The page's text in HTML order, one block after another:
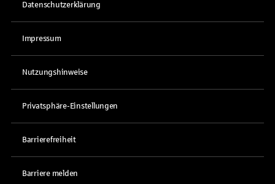
Datenschutzerklärung
Impressum
Nutzungshinweise
Privatsphäre-Einstellungen
Barrierefreiheit
Barriere melden